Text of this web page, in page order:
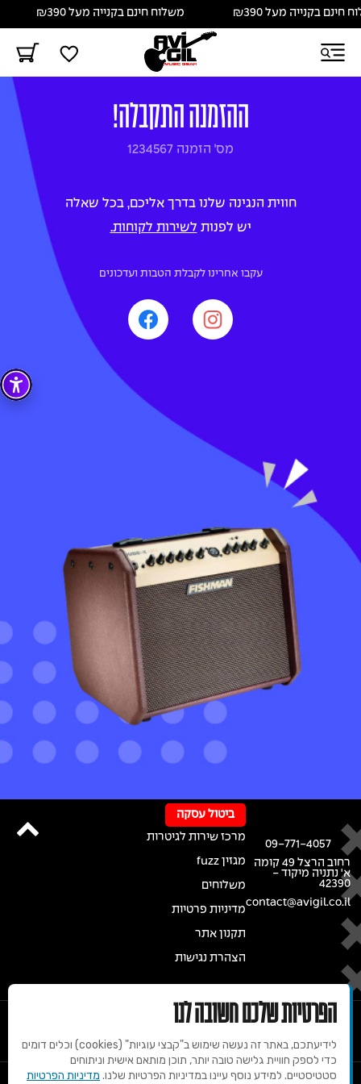
בקנייה מעל ₪390 משלוח חינם בקנייה מעל ₪390
ההזמנה התקבלה!
מס׳ הזמנה 1234567
חווית הנגינה שלנו בדרך אליכם, בכל שאלה
יש לפנות לשירות לקוחות.
עקבו אחרינו לקבלת הטבות ועדכונים
רחוב הרצל 49 קומה
א' נתניה מיקוד -
42390
contact@avigil.co.il
09-771-4057
ביטול עסקה
מרכז שירות לגיטרות
מגזין fuzz
משלוחים
מדיניות פרטיות
תקנון אתר
הצהרת נגישות
הפרטיות שלכם חשובה לנו
לידיעתכם, באתר זה נעשה שימוש ב"קבצי עוגיות" (cookies) וכלים דומים
כדי לספק חוויית גלישה טובה יותר, תוכן מותאם אישית וניתוחים
סטטיסטיים. למידע נוסף עיינו במדיניות הפרטיות שלנו. מדיניות הפרטיות